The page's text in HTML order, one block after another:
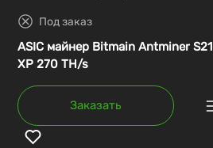
Под заказ
ASIC майнер Bitmain Antminer S21
XP 270 TH/s
Заказать